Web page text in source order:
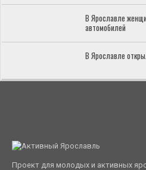
В Ярославле
автомобилей
В Ярославле
Проект для молодых и активных